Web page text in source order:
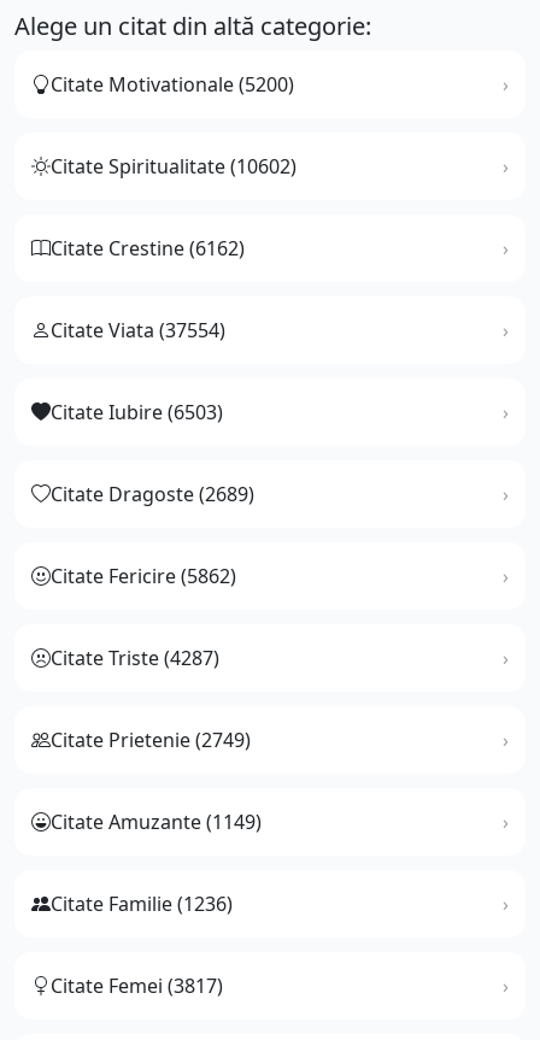
Alege un citat din altă categorie:
Citate Motivationale (5200)
Citate Spiritualitate (10602)
Citate Crestine (6162)
Citate Viata (37554)
Citate Iubire (6503)
Citate Dragoste (2689)
Citate Fericire (5862)
Citate Triste (4287)
Citate Prietenie (2749)
Citate Amuzante (1149)
Citate Familie (1236)
Citate Femei (3817)